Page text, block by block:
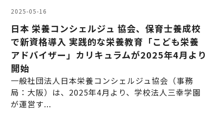
2025-05-16
日本 栄養コンシェルジュ 協会、保育士養成校
で新資格導入 実践的な栄養教育「こども栄養
アドバイザー」カリキュラムが2025年4月より
開始
一般社団法人日本栄養コンシェルジュ協会（事務
局：大阪）は、2025年4月より、学校法人三幸学園
が運営す...